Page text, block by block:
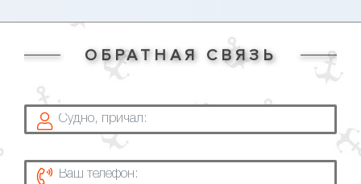
ОБРАТНАЯ СВЯЗЬ